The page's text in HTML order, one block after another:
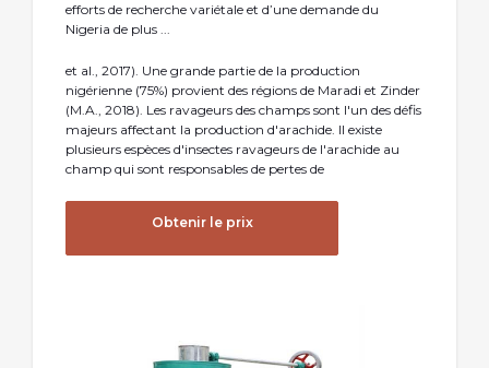
efforts de recherche variétale et d’une demande du
Nigeria de plus ...
et al., 2017). Une grande partie de la production
nigérienne (75%) provient des régions de Maradi et Zinder
(M.A., 2018). Les ravageurs des champs sont l'un des défis
majeurs affectant la production d'arachide. Il existe
plusieurs espèces d'insectes ravageurs de l'arachide au
champ qui sont responsables de pertes de
Obtenir le prix